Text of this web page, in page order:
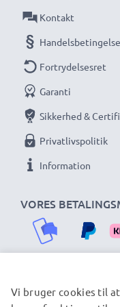
VORES
Kontakt
Fortrydelsesret
Garanti
Sikkerhed &
Privatlivspolitik
Information
VORES
Vi bruger cookies til